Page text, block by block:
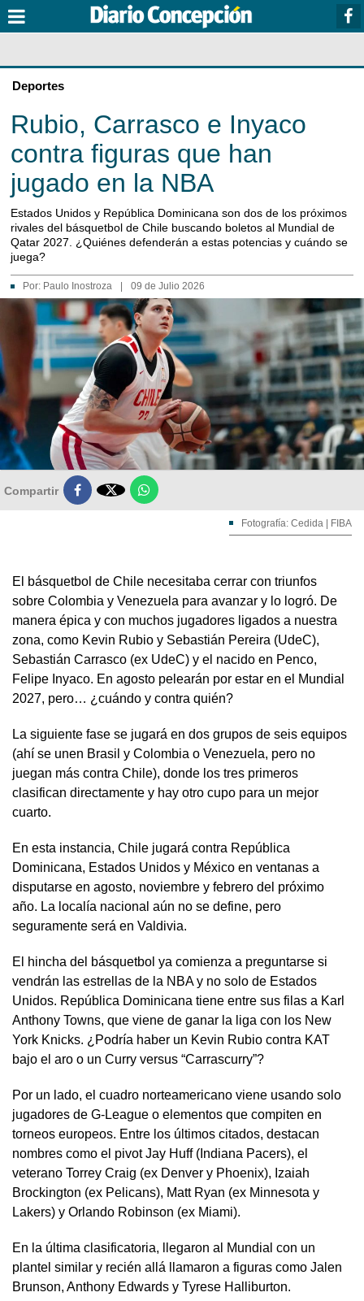
Deportes
Rubio, Carrasco e Inyaco
contra figuras que han
jugado en la NBA
Estados Unidos y República Dominicana son dos de los próximos
rivales del básquetbol de Chile buscando boletos al Mundial de
Qatar 2027. ¿Quiénes defenderán a estas potencias y cuándo se
juega?
Por: Paulo Inostroza 09 de Julio 2026
Compartir 
Fotografía: Cedida | FIBA
El básquetbol de Chile necesitaba cerrar con triunfos
sobre Colombia y Venezuela para avanzar y lo logró. De
manera épica y con muchos jugadores ligados a nuestra
zona, como Kevin Rubio y Sebastián Pereira (UdeC),
Sebastián Carrasco (ex UdeC) y el nacido en Penco,
Felipe Inyaco. En agosto pelearán por estar en el Mundial
2027, pero… ¿cuándo y contra quién?
La siguiente fase se jugará en dos grupos de seis equipos
(ahí se unen Brasil y Colombia o Venezuela, pero no
juegan más contra Chile), donde los tres primeros
clasifican directamente y hay otro cupo para un mejor
cuarto.
En esta instancia, Chile jugará contra República
Dominicana, Estados Unidos y México en ventanas a
disputarse en agosto, noviembre y febrero del próximo
año. La localía nacional aún no se define, pero
seguramente será en Valdivia.
El hincha del básquetbol ya comienza a preguntarse si
vendrán las estrellas de la NBA y no solo de Estados
Unidos. República Dominicana tiene entre sus filas a Karl
Anthony Towns, que viene de ganar la liga con los New
York Knicks. ¿Podría haber un Kevin Rubio contra KAT
bajo el aro o un Curry versus “Carrascurry”?
Por un lado, el cuadro norteamericano viene usando solo
jugadores de G-League o elementos que compiten en
torneos europeos. Entre los últimos citados, destacan
nombres como el pivot Jay Huff (Indiana Pacers), el
veterano Torrey Craig (ex Denver y Phoenix), Izaiah
Brockington (ex Pelicans), Matt Ryan (ex Minnesota y
Lakers) y Orlando Robinson (ex Miami).
En la última clasificatoria, llegaron al Mundial con un
plantel similar y recién allá llamaron a figuras como Jalen
Brunson, Anthony Edwards y Tyrese Halliburton.